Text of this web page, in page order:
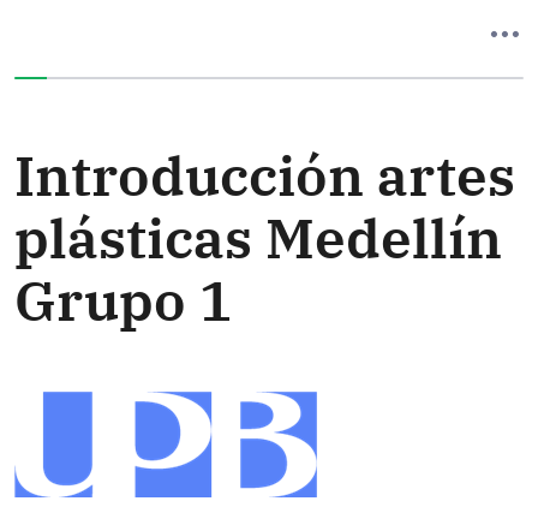
Introducción artes
plásticas Medellín
Grupo 1